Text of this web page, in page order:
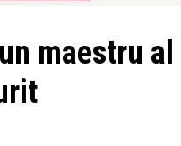
maestru al